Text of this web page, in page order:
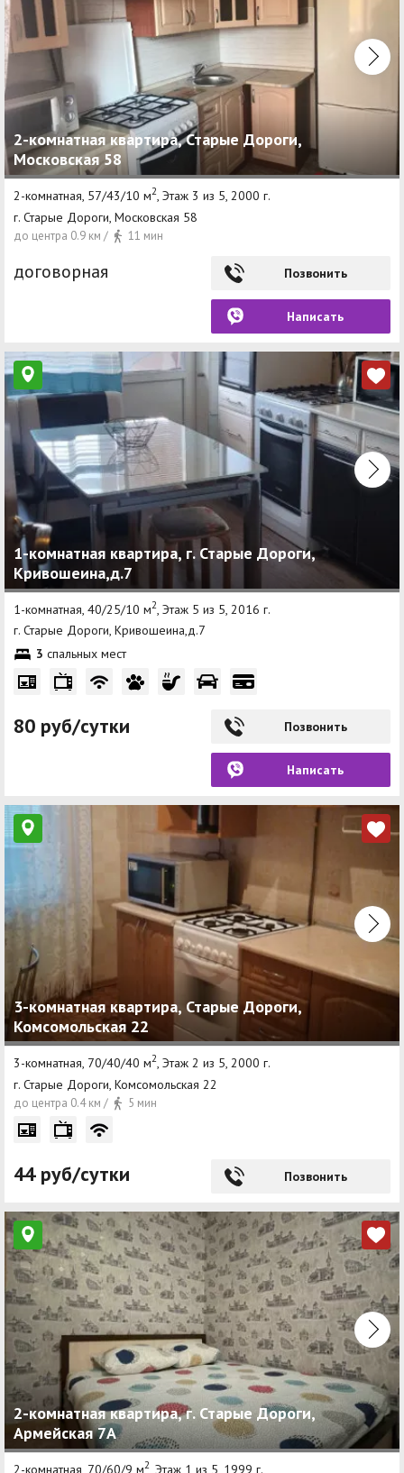
2-комнатная квартира, Старые Дороги,
Московская 58
2-комнатная, 57/43/10 м2, Этаж 3 из 5, 2000 г.
г. Старые Дороги, Московская 58
до центра 0.9 км / 11 мин
договорная Позвонить
Написать
1-комнатная квартира, г. Старые Дороги,
Кривошеина,д.7
1-комнатная, 40/25/10 м2 , Этаж 5 из 5, 2016 г.
г. Старые Дороги, Кривошеина,д.7
3 спальных мест
80 руб/сутки Позвонить
Написать
3-комнатная квартира, Старые Дороги,
Комсомольская 22
3-комнатная, 70/40/40 м2, Этаж 2 из 5, 2000 г.
г. Старые Дороги, Комсомольская 22
до центра 0.4 км / 5 мин
44 руб/сутки Позвонить
2-комнатная квартира, г. Старые Дороги,
Армейская 7А
2-комнатная, 70/60/9 м2 , Этаж 1 из 5, 1999 г.